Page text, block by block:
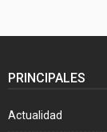
PRINCIPALES
Actualidad